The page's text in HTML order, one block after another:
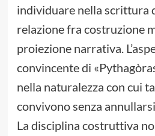
individuare nella scrittura
relazione fra costruzione
proiezione narrativa.
convincente di
nella naturalezza con cui
convivono senza
La disciplina costruttiva